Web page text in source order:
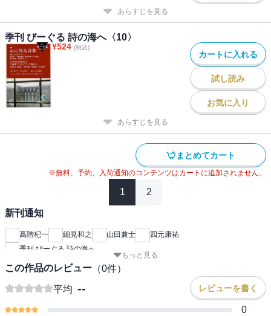
あらすじを見る
季刊 びーぐる 詩の海へ〈10〉
¥524 (税込)
カートに入れる
試し読み
お気に入り
あらすじを見る
まとめてカート
※無料、予約、入荷通知のコンテンツはカートに追加されません。
1 2
新刊通知
高階杞一 細見和之 山田兼士
四元康祐
季刊 びーぐる 詩の海へ
もっと見る
この作品のレビュー （0件）
平均 -- レビューを書く
0